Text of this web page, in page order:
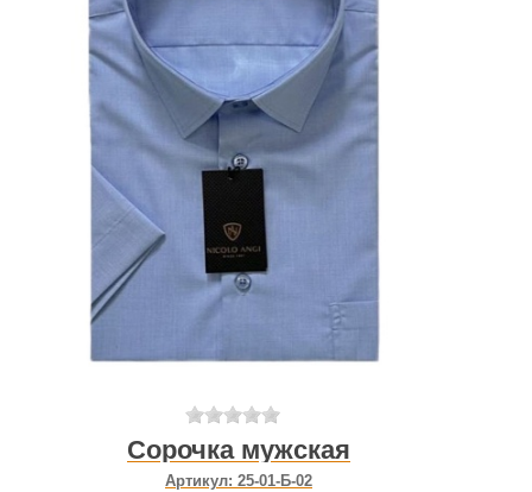
Сорочка мужская
Артикул: 25-01-Б-02